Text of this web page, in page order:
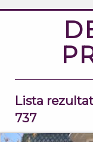
Cena - Od:
Lista
737